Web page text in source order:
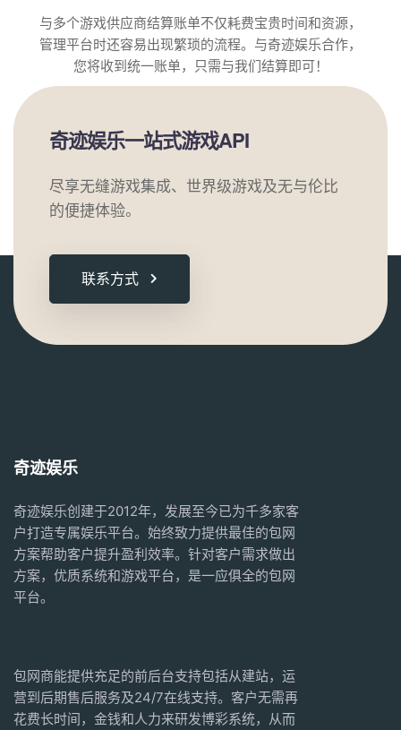
与多个游戏供应商结算账单不仅耗费宝贵时间和资源，
管理平台时还容易出现繁琐的流程。与奇迹娱乐合作，
您将收到统一账单，只需与我们结算即可！
奇迹娱乐一站式游戏API
尽享无缝游戏集成、世界级游戏及无与伦比
的便捷体验。
联系方式
奇迹娱乐
奇迹娱乐创建于2012年，发展至今已为千多家客
户打造专属娱乐平台。始终致力提供最佳的包网
方案帮助客户提升盈利效率。针对客户需求做出
方案，优质系统和游戏平台，是一应俱全的包网
平台。
包网商能提供充足的前后台支持包括从建站，运
营到后期售后服务及24/7在线支持。客户无需再
花费长时间，金钱和人力来研发博彩系统，从而